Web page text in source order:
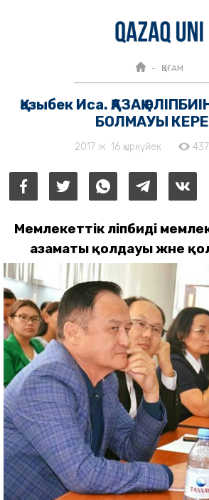
ҚОҒАМ
Қазыбек Иса. ҚАЗАҚ
БОЛМАУЫ
2017 ж. 16 қыркүйек
Мемлекеттік әліпбиді
азаматы қолдауы және